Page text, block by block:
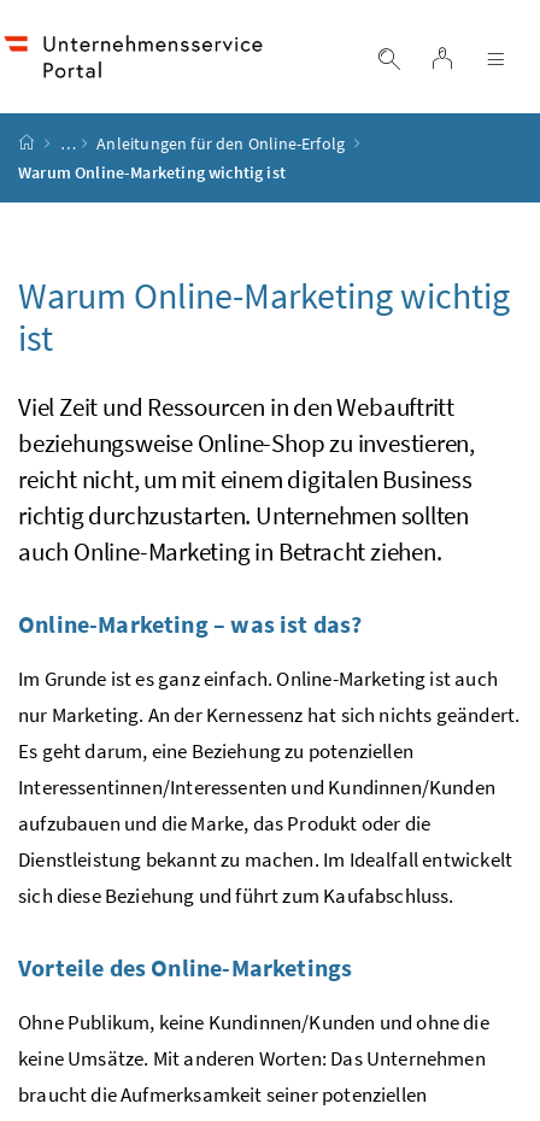
SucheLogin
Startseite
… Anleitungen für den Online-Erfolg
WarumOnline-Marketingwichtig ist
Warum Online-Marketingwichtig
ist
Viel Zeit und Ressourcen in den Webauftritt
beziehungsweiseOnline-Shopzu investieren,
reicht nicht, um mit einem digitalenBusiness
richtig durchzustarten. Unternehmen sollten
auch Online-Marketingin Betracht ziehen.
Online-Marketing– was ist das?
Im Grunde ist es ganz einfach. Online-Marketingist auch
nur Marketing. An der Kernessenz hat sich nichts geändert.
Es geht darum, eine Beziehung zu potenziellen
Interessentinnen/Interessenten und Kundinnen/Kunden
aufzubauen und die Marke, das Produkt oder die
Dienstleistung bekannt zu machen. Im Idealfall entwickelt
sich diese Beziehung und führt zum Kaufabschluss.
Vorteile des Online-Marketings
Ohne Publikum, keine Kundinnen/Kunden und ohne die
keine Umsätze. Mit anderen Worten: Das Unternehmen
braucht die Aufmerksamkeit seiner potenziellen